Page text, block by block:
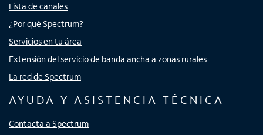
Lista de canales
¿Por qué Spectrum?
Servicios en tu área
Extensión del servicio de banda ancha a zonas rurales
La red de Spectrum
AYUDA Y ASISTENCIA TÉCNICA
Contacta a Spectrum